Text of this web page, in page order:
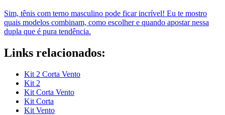
Sim, tênis com terno masculino pode ficar incrível! Eu te mostro
quais modelos combinam, como escolher e quando apostar nessa
dupla que é pura tendência.
Links relacionados:
Kit 2 Corta Vento
Kit 2
Kit Corta Vento
Kit Corta
Kit Vento